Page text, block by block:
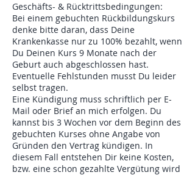
Geschäfts- & Rücktrittsbedingungen:
Bei einem gebuchten Rückbildungskurs
denke bitte daran, dass Deine
Krankenkasse nur zu 100% bezahlt, wenn
Du Deinen Kurs 9 Monate nach der
Geburt auch abgeschlossen hast.
Eventuelle Fehlstunden musst Du leider
selbst tragen.
Eine Kündigung muss schriftlich per E-
Mail oder Brief an mich erfolgen. Du
kannst bis 3 Wochen vor dem Beginn des
gebuchten Kurses ohne Angabe von
Gründen den Vertrag kündigen. In
diesem Fall entstehen Dir keine Kosten,
bzw. eine schon gezahlte Vergütung wird